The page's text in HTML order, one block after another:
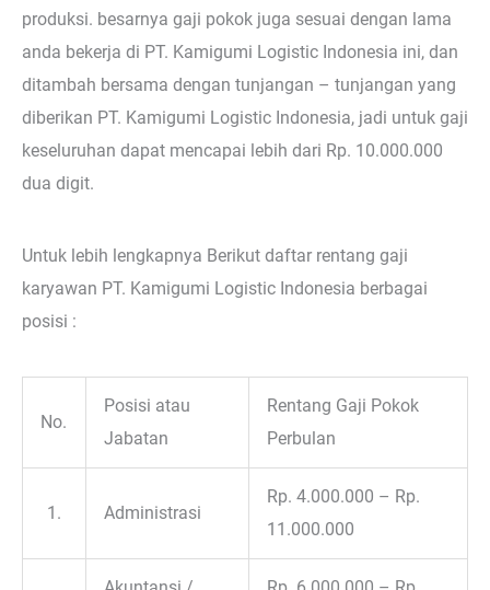
produksi. besarnya gaji pokok juga sesuai dengan lama
anda bekerja di PT. Kamigumi Logistic Indonesia ini, dan
ditambah bersama dengan tunjangan – tunjangan yang
diberikan PT. Kamigumi Logistic Indonesia, jadi untuk gaji
keseluruhan dapat mencapai lebih dari Rp. 10.000.000
dua digit.
Untuk lebih lengkapnya Berikut daftar rentang gaji
karyawan PT. Kamigumi Logistic Indonesia berbagai
posisi :
No.
Posisi atau
Jabatan
Rentang Gaji Pokok
Perbulan
1. Administrasi
Rp. 4.000.000 – Rp.
11.000.000